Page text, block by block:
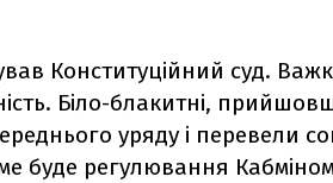
Конституційний суд.
Біло-блакитні,
уряду і перевели
буде регулювання